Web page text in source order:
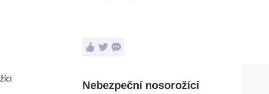
Nebezpeční nosorožíci